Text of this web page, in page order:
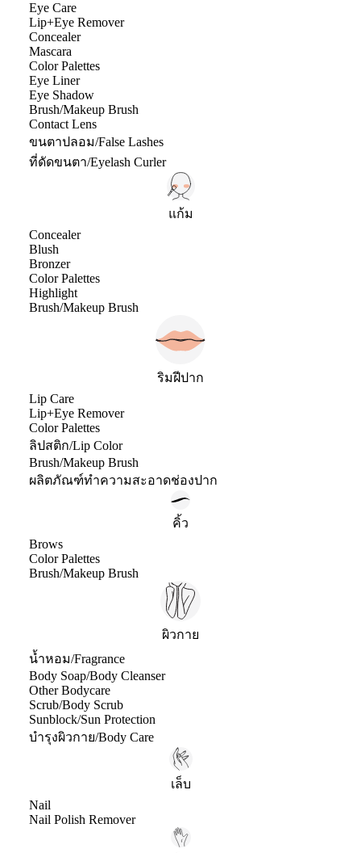
Eye Care
Lip+Eye Remover
Concealer
Mascara
Color Palettes
Eye Liner
Eye Shadow
Brush/Makeup Brush
Contact Lens
ขนตาปลอม/False Lashes
ที่ดัดขนตา/Eyelash Curler
แก้ม
Concealer
Blush
Bronzer
Color Palettes
Highlight
Brush/Makeup Brush
ริมฝีปาก
Lip Care
Lip+Eye Remover
Color Palettes
ลิปสติก/Lip Color
Brush/Makeup Brush
ผลิตภัณฑ์ทำความสะอาดช่องปาก
คิ้ว
Brows
Color Palettes
Brush/Makeup Brush
ผิวกาย
น้ำหอม/Fragrance
Body Soap/Body Cleanser
Other Bodycare
Scrub/Body Scrub
Sunblock/Sun Protection
บำรุงผิวกาย/Body Care
เล็บ
Nail
Nail Polish Remover